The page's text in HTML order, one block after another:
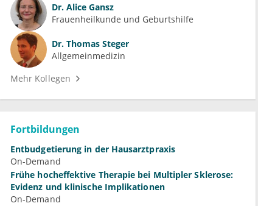
Dr. Alice Gansz
Frauenheilkunde und Geburtshilfe
Dr. Thomas Steger
Allgemeinmedizin
Mehr Kollegen
Fortbildungen
Entbudgetierung in der Hausarztpraxis
On-Demand
Frühe hocheffektive Therapie bei Multipler Sklerose:
Evidenz und klinische Implikationen
On-Demand